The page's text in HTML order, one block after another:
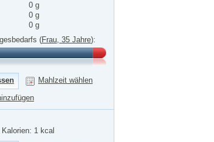
0 g
0 g
0 g
(Frau, 35 Jahre):
Mahlzeit wählen
1 kcal